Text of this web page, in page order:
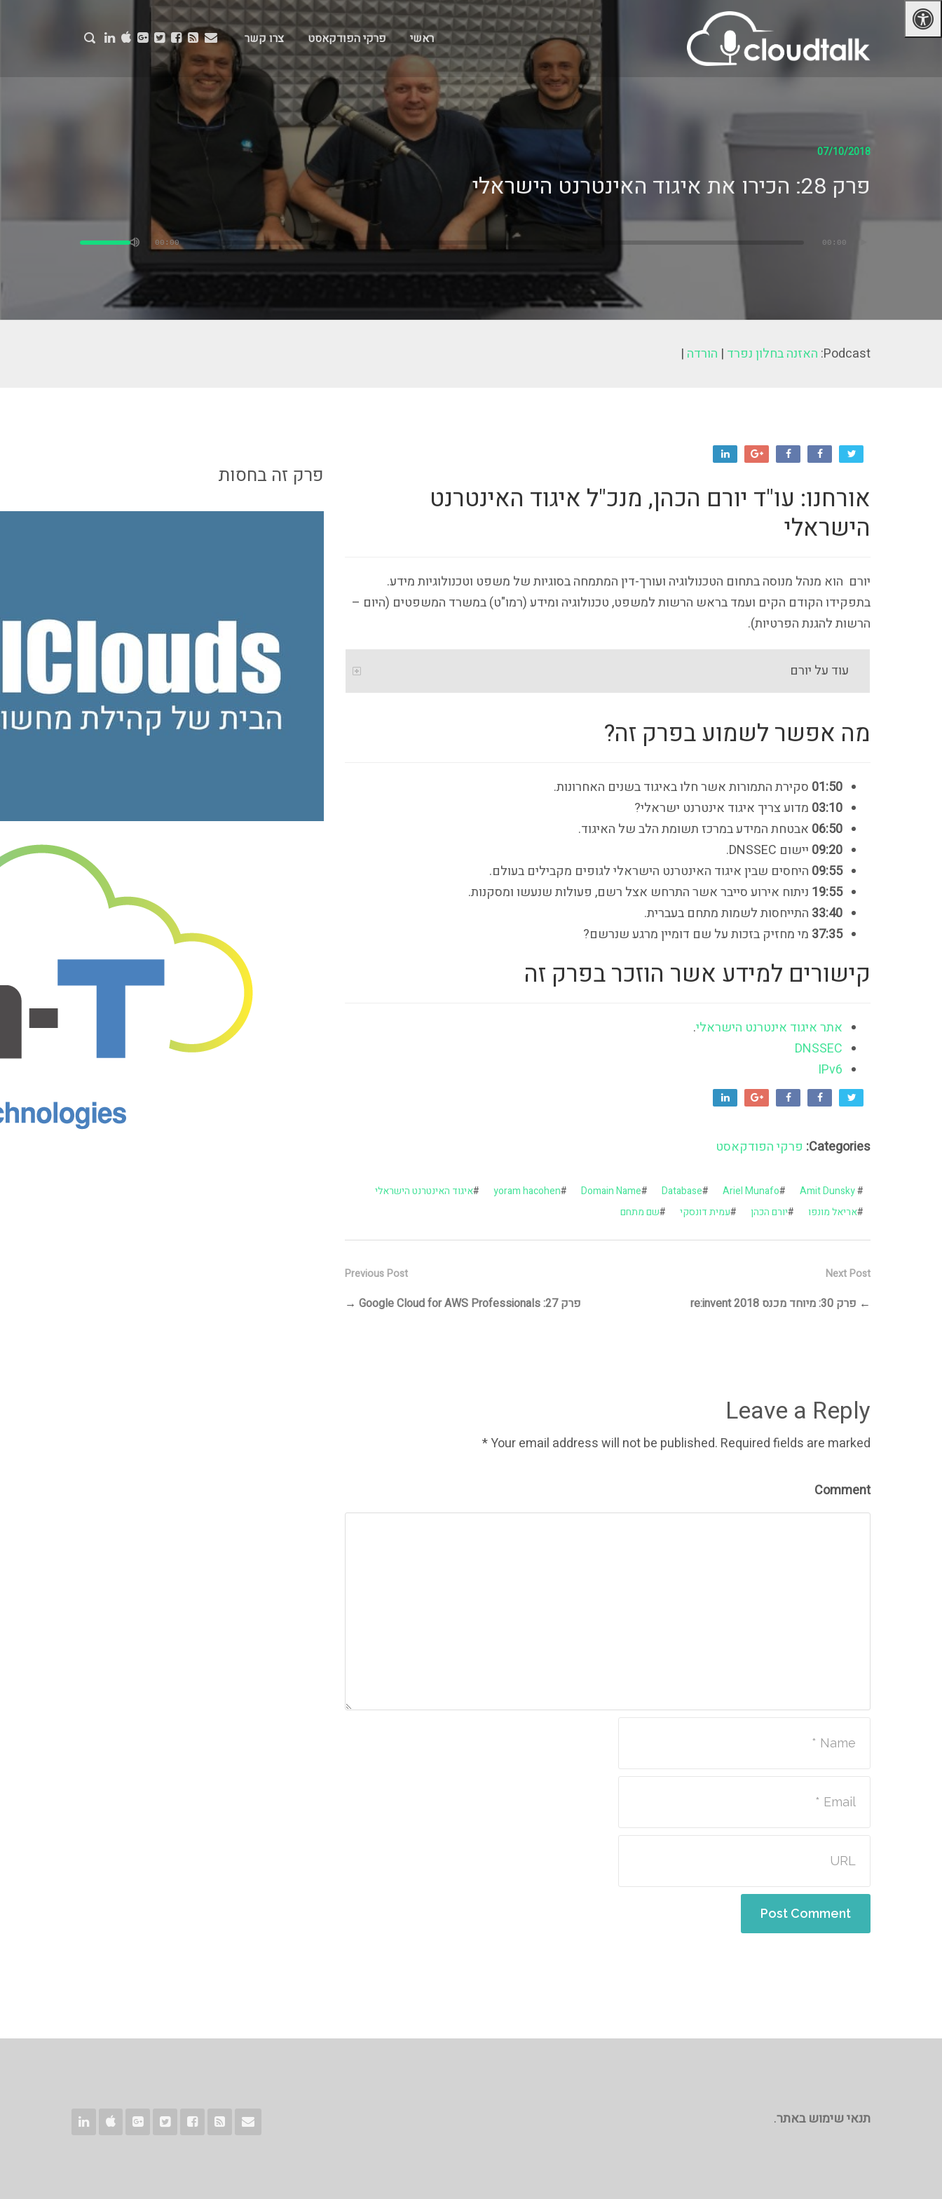
ראשי פרקי הפודקאסט צרו קשר
07/10/2018
פרק 28: הכירו את איגוד האינטרנט הישראלי
00:00
00:00
השתמש
כדי
להנמיך
Podcast: האזנה בחלון נפרד | הורדה |
אורחנו: עו"ד יורם הכהן, מנכ"ל איגוד האינטרנט
הישראלי
יורם הוא מנהל מנוסה בתחום הטכנולוגיה ועורך-דין המתמחה בסוגיות של משפט וטכנולוגיות מידע.
בתפקידו הקודם הקים ועמד בראש הרשות למשפט, טכנולוגיה ומידע (רמו"ט) במשרד המשפטים (היום –
הרשות להגנת הפרטיות).
עוד על יורם
מה אפשר לשמוע בפרק זה?
01:50 סקירת התמורות אשר חלו באיגוד בשנים האחרונות.
03:10 מדוע צריך איגוד אינטרנט ישראלי?
06:50 אבטחת המידע במרכז תשומת הלב של האיגוד.
09:20 יישום DNSSEC.
09:55 היחסים שבין איגוד האינטרנט הישראלי לגופים מקבילים בעולם.
19:55 ניתוח אירוע סייבר אשר התרחש אצל רשם, פעולות שנעשו ומסקנות.
33:40 התייחסות לשמות מתחם בעברית.
37:35 מי מחזיק בזכות על שם דומיין מרגע שנרשם?
קישורים למידע אשר הוזכר בפרק זה
אתר איגוד אינטרנט הישראלי.
DNSSEC
IPv6
Categories: פרקי הפודקאסט
#
Amit Dunsky
#
Ariel Munafo
#
Database
#
Domain Name
#
yoram hacohen
#איגוד האינטרנט הישראלי
#אריאל מונפו #יורם הכהן #עמית דונסקי #שם מתחם
Previous Post
פרק 27: Google Cloud for AWS Professionals →
Next Post
← פרק 30: מיוחד מכנס re:invent 2018
Leave a Reply
Your email address will not be published. Required fields are marked
*
Comment
פרק זה בחסות
תנאי שימוש באתר.